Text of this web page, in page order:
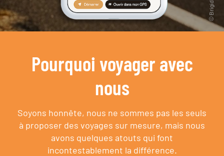
Pourquoi voyager avec
nous
Soyons honnête, nous ne sommes pas les seuls
à proposer des voyages sur mesure, mais nous
avons quelques atouts qui font
incontestablement la différence.